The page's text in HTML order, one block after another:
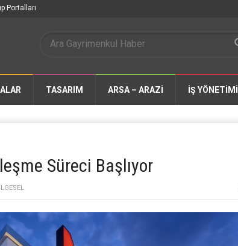
Portalları
TASARIM ARSA – ARAZİ İŞ YÖNETİMİ
Süreci Başlıyor